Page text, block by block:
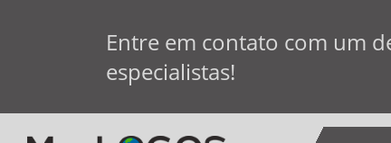
Entre em contato com um
especialistas!